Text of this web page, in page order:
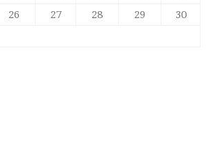
26 27 28 29
30